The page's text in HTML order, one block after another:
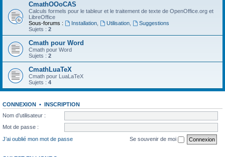
r
CmathOOoCAS
Calculs formels pour le tableur et le traitement de texte de OpenOffice.org et
LibreOffice
Sous-forums :
Installation, Utilisation,
Suggestions
Sujets : 2
Cmath pour Word
Cmath pour Word
Sujets : 2
CmathLuaTeX
Cmath pour LuaLaTeX
Sujets : 4
CONNEXION • INSCRIPTION
Nom d’utilisateur :
Mot de passe :
J’ai oublié mon mot de passe
Se souvenir de moi